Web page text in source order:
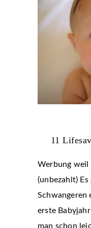
11
Werbung weil
(unbezahlt)
Schwangeren
erste
man schon